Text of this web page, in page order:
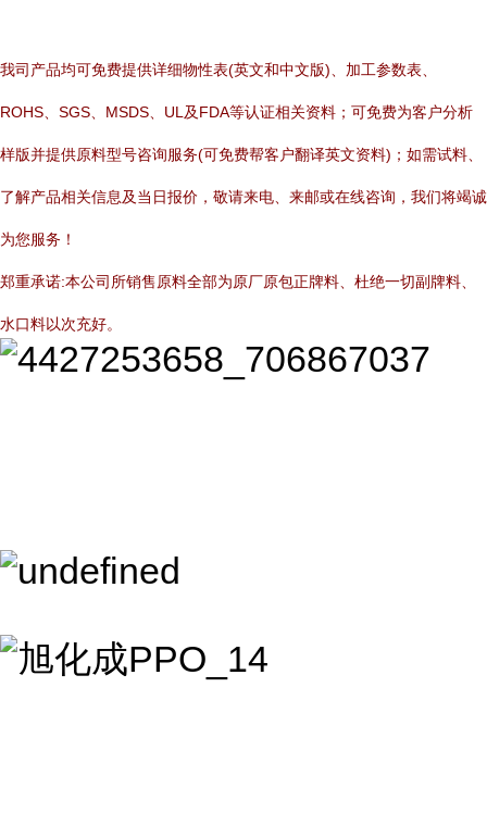
我司产品均可免费提供详细物性表(英文和中文版)、加工参数表、
ROHS、SGS、MSDS、UL及FDA等认证相关资料；可免费为客户分析
样版并提供原料型号咨询服务(可免费帮客户翻译英文资料)；如需试料、
了解产品相关信息及当日报价，敬请来电、来邮或在线咨询，我们将竭诚
为您服务！
郑重承诺:本公司所销售原料全部为原厂原包正牌料、杜绝一切副牌料、
水口料以次充好。